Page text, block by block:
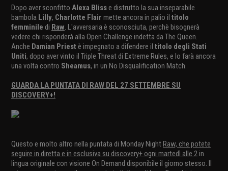
Dopo aver sconfitto Alexa Blisse distrutto la sua inseparabile
bambola Lilly, Charlotte Flair mette ancora in palio il titolo
femminile di Raw. L'avversaria è sconosciuta, perchè bisognerà
vedere chi risponderà alla Open Challenge indetta da The Queen.
Anche Damian Priest è impegnato a difendere il titolo degli Stati
Uniti, dopo aver vinto il Triple Threat di Extreme Rules, e lo farà ancora
una volta contro Sheamus, in un No Disqualification Match.
GUARDA LA PUNTATA DI RAW DEL 27 SETTEMBRE SU
DISCOVERY+!
Questo e molto altro nella puntata di Monday Night Raw, che potete
seguire in diretta e in esclusiva su discovery+ ogni martedì alle 2in
lingua originale con visione On Demand disponibile il giorno stesso. Il